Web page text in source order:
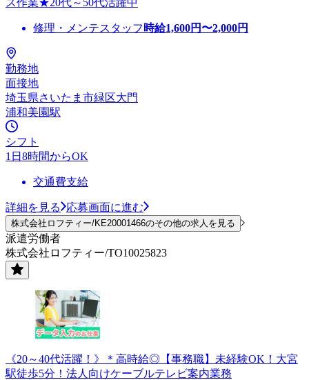
修理・メンテスタッフ 時給1,600円〜2,000円
勤務地
面接地
埼玉県さいたま市緑区大門
浦和美園駅
シフト
1日8時間からOK
交通費支給
詳細を見る 応募画面に進む
株式会社ロフティー/KE20001466のその他の求人を見る
派遣労働者
株式会社ロフティー/TO10025823
《20～40代活躍！》＊高時給◎【事務職】未経験OK！大宮
駅徒歩5分！法人向けケーブルテレビ案内業務